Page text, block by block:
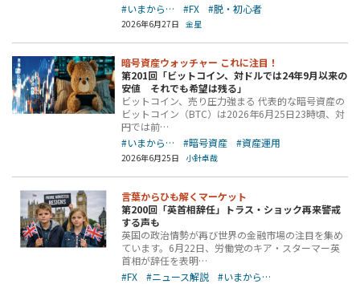
#いまから…
#FX #脱・初心者
2026年6月27日 金星
暗号資産ウォッチャー これに注目！
第201回「ビットコイン、対ドルでは24年9月以来の
安値 それでも希望は残る」
ビットコイン、売り圧力強まる 代表的な暗号資産の
ビットコイン（BTC）は2026年6月25日23時頃、対
円では前…
#いまから…
#暗号資産 #資産運用
2026年6月25日 小針卓哉
言葉からひも解くマーケット
第200回「英首相辞任」トラス・ショック再来警戒
する声も
英国の政治情勢が再び世界の金融市場の注目を集め
ています。6月22日、労働党のキア・スターマー英
首相が辞任を表明…
#FX
#ニュース解説 #いまから…